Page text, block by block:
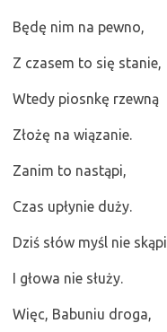
Będę nim na pewno,
Z czasem to się stanie,
Wtedy piosnkę rzewną
Złożę na wiązanie.
Zanim to nastąpi,
Czas upłynie duży.
Dziś słów myśl nie skąpi
I głowa nie służy.
Więc, Babuniu droga,